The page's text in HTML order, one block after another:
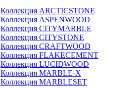
Коллекция ARCTICSTONE
Коллекция ASPENWOOD
Коллекция CITYMARBLE
Коллекция CITYSTONE
Коллекция CRAFTWOOD
Коллекция FLAKECEMENT
Коллекция LUCIDWOOD
Коллекция MARBLE-X
Коллекция MARBLESET